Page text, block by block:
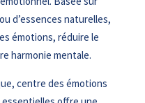
d’essences naturelles,
émotions, réduire le
harmonie mentale.
centre des émotions